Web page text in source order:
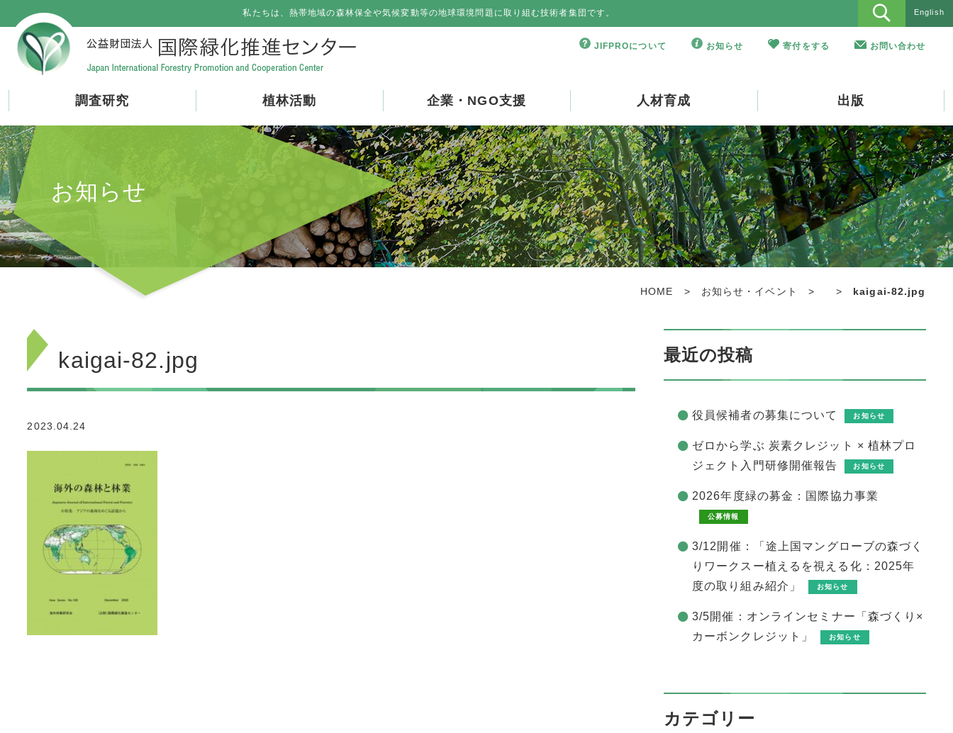
私たちは、熱帯地域の森林保全や気候変動等の地球環境問題に取り組む技術者集団です。 English
JIFPROについて お知らせ 寄付をする お問い合わせ
調査研究 植林活動 企業・NGO支援 人材育成 出版
お知らせ
HOME > お知らせ・イベント > > kaigai-82.jpg
kaigai-82.jpg
2023.04.24
最近の投稿
役員候補者の募集について お知らせ
ゼロから学ぶ 炭素クレジット × 植林プロ
ジェクト入門研修開催報告
お知らせ
2026年度緑の募金：国際協力事業
公募情報
3/12開催：「途上国マングローブの森づく
りワークスー植えるを視える化：2025年
度の取り組み紹介」
お知らせ
3/5開催：オンラインセミナー「森づくり×
カーボンクレジット」
お知らせ
カテゴリー